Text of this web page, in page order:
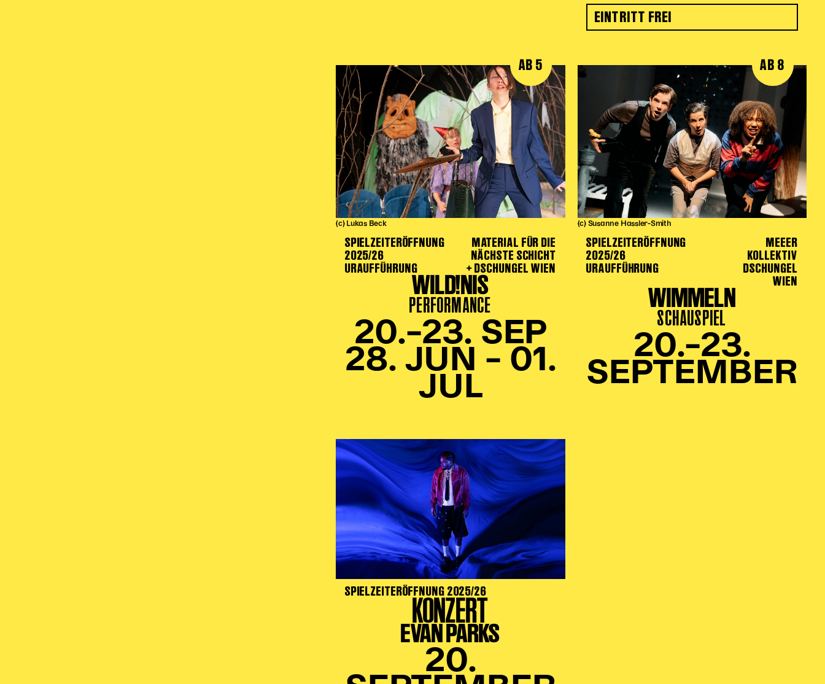
EINTRITT FREI
(c) Lukas Beck
AB 5
SPIELZEITERÖFFNUNG
2025/26
URAUFFÜHRUNG
MATERIAL FÜR DIE
NÄCHSTE SCHICHT
+ DSCHUNGEL WIEN
WILD!NIS
PERFORMANCE
20.–23. SEP
28. JUN – 01.
JUL
(c) Susanne Hassler-Smith
AB 8
SPIELZEITERÖFFNUNG
2025/26
URAUFFÜHRUNG
MEEER
KOLLEKTIV
DSCHUNGEL
WIEN
WIMMELN
SCHAUSPIEL
20.–23.
SEPTEMBER
SPIELZEITERÖFFNUNG 2025/26
KONZERT
EVAN PARKS
20.